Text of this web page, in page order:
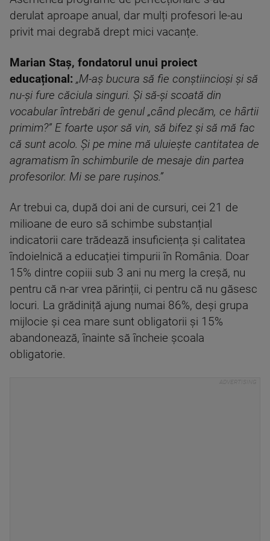
derulat aproape anual, dar mulți profesori le-au
privit mai degrabă drept mici vacanțe.
Marian Staș, fondatorul unui proiect
educațional: „M-aș bucura să fie conștiincioși și să
nu-și fure căciula singuri. Și să-și scoată din
vocabular întrebări de genul „când plecăm, ce hârtii
primim?” E foarte ușor să vin, să bifez și să mă fac
că sunt acolo. Și pe mine mă uluiește cantitatea de
agramatism în schimburile de mesaje din partea
profesorilor. Mi se pare rușinos.”
Ar trebui ca, după doi ani de cursuri, cei 21 de
milioane de euro să schimbe substanțial
indicatorii care trădează insuficiența și calitatea
îndoielnică a educației timpurii în România. Doar
15% dintre copiii sub 3 ani nu merg la creșă, nu
pentru că n-ar vrea părinții, ci pentru că nu găsesc
locuri. La grădiniță ajung numai 86%, deși grupa
mijlocie și cea mare sunt obligatorii și 15%
abandonează, înainte să încheie școala
obligatorie.